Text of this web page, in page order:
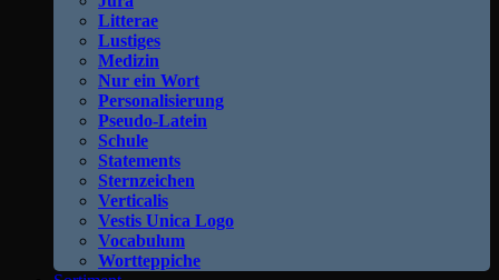
Litterae
Lustiges
Medizin
Nur ein Wort
Personalisierung
Pseudo-Latein
Schule
Statements
Sternzeichen
Verticalis
Vestis Unica Logo
Vocabulum
Wortteppiche